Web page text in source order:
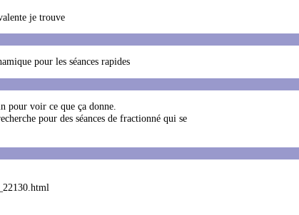
je trouve
pour les séances rapides
pour voir ce que ça donne.
pour des séances de fractionné qui se